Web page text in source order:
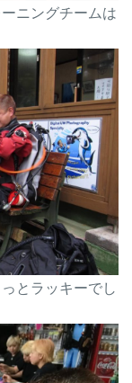
ニングチームは
とラッキーでし